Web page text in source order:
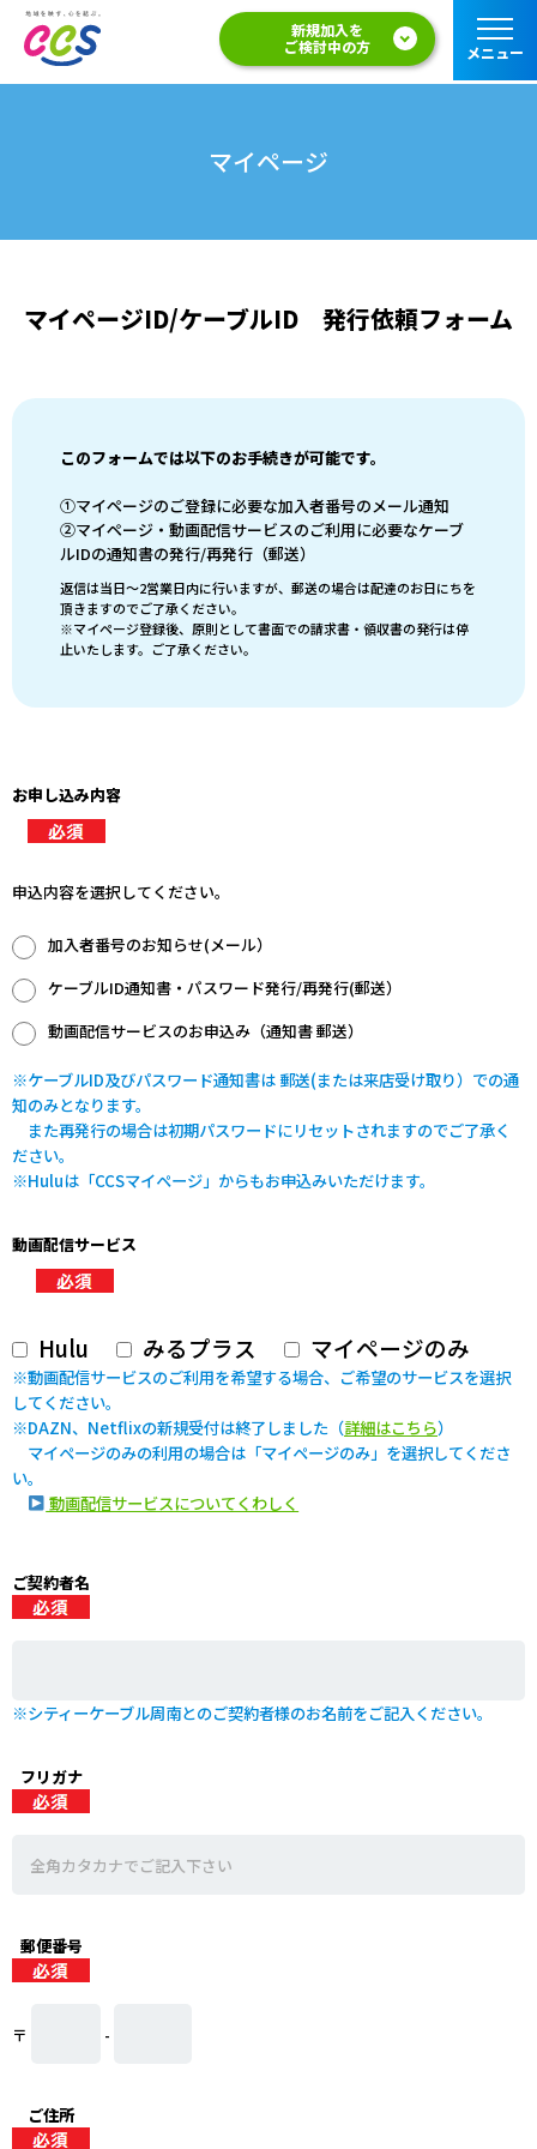
新規加入を
ご検討中の方
メニュー
マイページ
マイページID/ケーブルID 発行依頼フォーム
このフォームでは以下のお手続きが可能です。
①マイページのご登録に必要な加入者番号のメール通知
②マイページ・動画配信サービスのご利用に必要なケーブ
ルIDの通知書の発行/再発行（郵送）
返信は当日～2営業日内に行いますが、郵送の場合は配達のお日にちを
頂きますのでご了承ください。
※マイページ登録後、原則として書面での請求書・領収書の発行は停
止いたします。ご了承ください。
お申し込み内容
申込内容を選択してください。
加入者番号のお知らせ(メール）
ケーブルID通知書・パスワード発行/再発行(郵送）
動画配信サービスのお申込み（通知書 郵送）
※ケーブルID及びパスワード通知書は 郵送(または来店受け取り）での通
知のみとなります。
また再発行の場合は初期パスワードにリセットされますのでご了承く
ださい。
※Huluは「CCSマイページ」からもお申込みいただけます。
動画配信サービス
Hulu みるプラス マイページのみ
※動画配信サービスのご利用を希望する場合、ご希望のサービスを選択
してください。
※DAZN、Netflixの新規受付は終了しました（詳細はこちら）
マイページのみの利用の場合は「マイページのみ」を選択してくださ
い。
動画配信サービスについてくわしく
ご契約者名
※シティーケーブル周南とのご契約者様のお名前をご記入ください。
フリガナ
郵便番号
〒 -
ご住所